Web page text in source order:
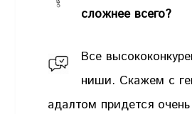
сложнее всего?
Все
ниши. Скажем с
адалтом придется очень